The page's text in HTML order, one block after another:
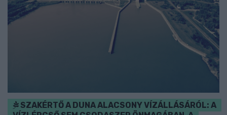
SZAKÉRTŐ A DUNA ALACSONY VÍZÁLLÁSÁRÓL: A